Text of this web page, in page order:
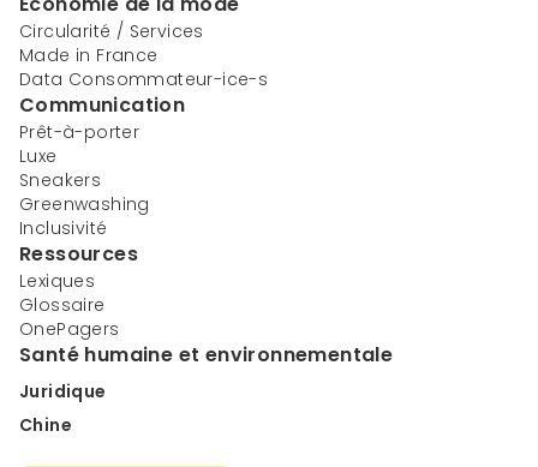
Circularité / Services
Made in France
Data Consommateur-ice-s
Communication
Prêt-à-porter
Luxe
Sneakers
Greenwashing
Inclusivité
Ressources
Lexiques
Glossaire
OnePagers
Santé humaine et environnementale
Juridique
Chine